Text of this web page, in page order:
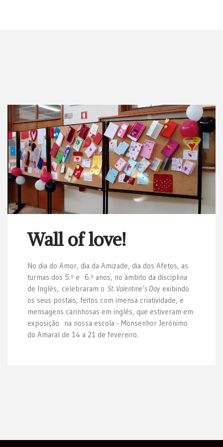
Wall of love!
No dia do Amor, dia da Amizade, dia dos Afetos, as
turmas dos 5.º e 6.º anos, no âmbito da disciplina
de Inglês, celebraram o St. Valentine’s Day exibindo
os seus postais, feitos com imensa criatividade, e
mensagens carinhosas em inglês, que estiveram em
exposição na nossa escola - Monsenhor Jerónimo
do Amaral de 14 a 21 de fevereiro.